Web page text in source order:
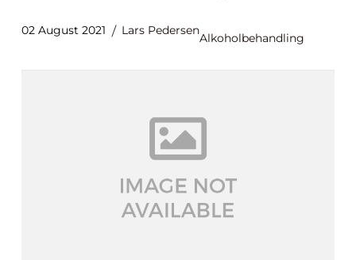
02 August 2021 Lars Pedersen
Alkoholbehandling